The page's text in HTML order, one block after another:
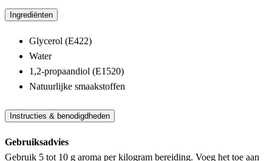
Ingrediënten
Glycerol (E422)
Water
1,2-propaandiol (E1520)
Natuurlijke smaakstoffen
Instructies & benodigdheden
Gebruiksadvies
Gebruik 5 tot 10 g aroma per kilogram bereiding. Voeg het toe aan